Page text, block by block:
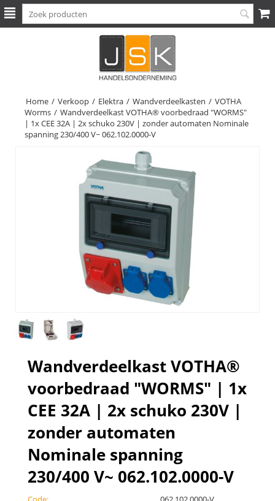
Home / Verkoop / Elektra / Wandverdeelkasten / VOTHA
Worms / Wandverdeelkast VOTHA® voorbedraad "WORMS"
| 1x CEE 32A | 2x schuko 230V | zonder automaten Nominale
spanning 230/400 V~ 062.102.0000-V
Wandverdeelkast VOTHA®
voorbedraad "WORMS" | 1x
CEE 32A | 2x schuko 230V |
zonder automaten
Nominale spanning
230/400 V~ 062.102.0000-V